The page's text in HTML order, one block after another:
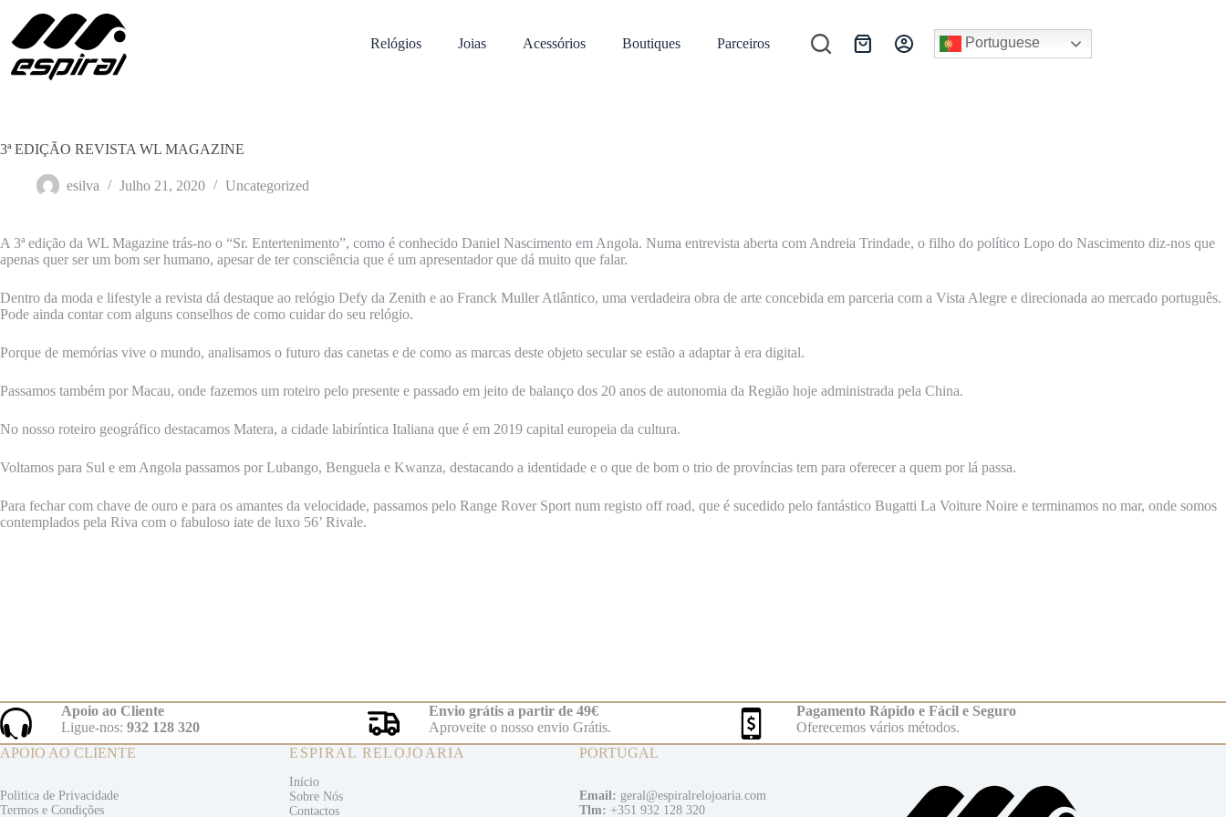
conteúdo
Relógios Joias Acessórios Boutiques Parceiros
Carrinho
Portuguese
3ª EDIÇÃO REVISTA WL MAGAZINE
esilva Julho 21, 2020 Uncategorized
A 3ª edição da WL Magazine trás-no o “Sr. Entertenimento”, como é conhecido Daniel Nascimento em Angola. Numa entrevista aberta com Andreia Trindade, o filho do político Lopo do Nascimento diz-nos que
apenas quer ser um bom ser humano, apesar de ter consciência que é um apresentador que dá muito que falar.
Dentro da moda e lifestyle a revista dá destaque ao relógio Defy da Zenith e ao Franck Muller Atlântico, uma verdadeira obra de arte concebida em parceria com a Vista Alegre e direcionada ao mercado português.
Pode ainda contar com alguns conselhos de como cuidar do seu relógio.
Porque de memórias vive o mundo, analisamos o futuro das canetas e de como as marcas deste objeto secular se estão a adaptar à era digital.
Passamos também por Macau, onde fazemos um roteiro pelo presente e passado em jeito de balanço dos 20 anos de autonomia da Região hoje administrada pela China.
No nosso roteiro geográfico destacamos Matera, a cidade labiríntica Italiana que é em 2019 capital europeia da cultura.
Voltamos para Sul e em Angola passamos por Lubango, Benguela e Kwanza, destacando a identidade e o que de bom o trio de províncias tem para oferecer a quem por lá passa.
Para fechar com chave de ouro e para os amantes da velocidade, passamos pelo Range Rover Sport num registo off road, que é sucedido pelo fantástico Bugatti La Voiture Noire e terminamos no mar, onde somos
contemplados pela Riva com o fabuloso iate de luxo 56’ Rivale.
Apoio ao Cliente
Ligue-nos: 932 128 320
Envio grátis a partir de 49€
Aproveite o nosso envio Grátis.
Pagamento Rápido e Fácil e Seguro
Oferecemos vários métodos.
APOIO AO CLIENTE
Politica de Privacidade
Termos e Condições
ESPIRAL RELOJOARIA
Início
Sobre Nós
Contactos
PORTUGAL
Email: geral@espiralrelojoaria.com
Tlm: +351 932 128 320